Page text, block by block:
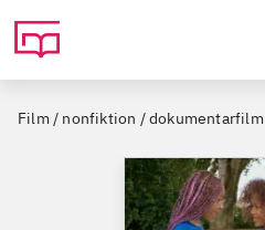
Film / nonfiktion / dokumentarfilm